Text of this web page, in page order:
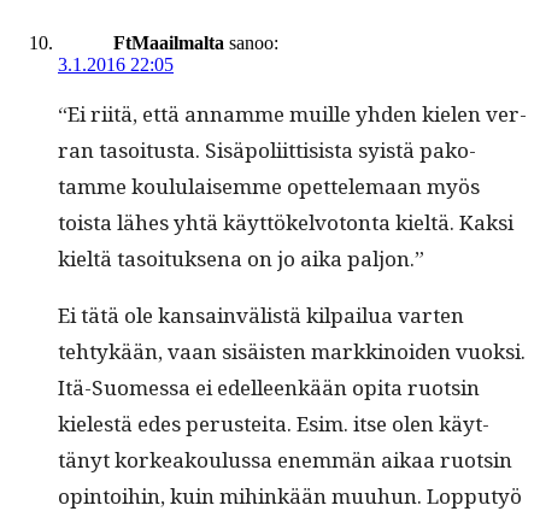
FtMaailmalta sanoo:
3.1.2016 22:05
“Ei riitä, että annamme muille yhden kie­len ver­
ran tasoi­tus­ta. Sisäpoli­it­ti­sista syistä pako­
tamme koul­u­laisemme opet­tele­maan myös
toista läh­es yhtä käyt­tökelvo­ton­ta kieltä. Kak­si
kieltä tasoituk­se­na on jo aika paljon.”
Ei tätä ole kan­sain­välistä kil­pailua varten
tehtykään, vaan sisäis­ten markki­noiden vuok­si.
Itä-Suomes­sa ei edelleenkään opi­ta ruotsin
kielestä edes perustei­ta. Esim. itse olen käyt­
tänyt korkeak­oulus­sa enem­män aikaa ruotsin
opin­toi­hin, kuin mihinkään muuhun. Lop­putyö